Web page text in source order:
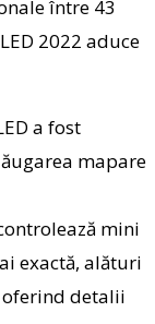
între 43
2022 aduce
a fost
mapare
mini
exactă, alături
oferind detalii